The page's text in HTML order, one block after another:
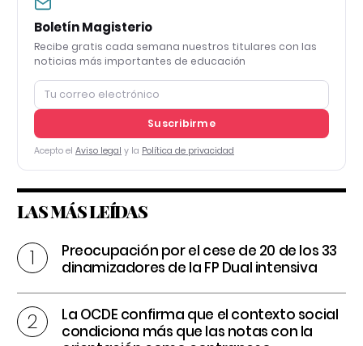
Boletín Magisterio
Recibe gratis cada semana nuestros titulares con las
noticias más importantes de educación
Suscribirme
Acepto el Aviso legal y la Política de privacidad
LAS MÁS LEÍDAS
Preocupación por el cese de 20 de los 33
dinamizadores de la FP Dual intensiva
La OCDE confirma que el contexto social
condiciona más que las notas con la